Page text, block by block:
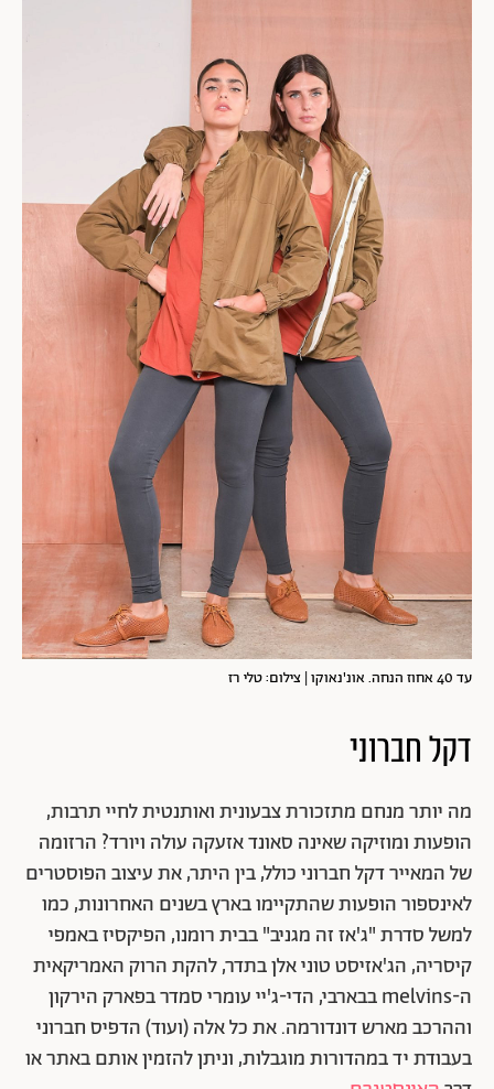
עד 40 אחוז הנחה. אונ'נאוקו | צילום: טלי רז
דקל חברוני
מה יותר מנחם מתזכורת צבעונית ואותנטית לחיי תרבות,
הופעות ומוזיקה שאינה סאונד אזעקה עולה ויורד? הרזומה
של המאייר דקל חברוני כולל, בין היתר, את עיצוב הפוסטרים
לאינספור הופעות שהתקיימו בארץ בשנים האחרונות, כמו
למשל סדרת "ג'אז זה מגניב" בבית רומנו, הפיקסיז באמפי
קיסריה, הג'אזיסט טוני אלן בתדר, להקת הרוק האמריקאית
ה-melvins בבארבי, הדי-ג'יי עומרי סמדר בפארק הירקון
וההרכב מארש דונדורמה. את כל אלה (ועוד) הדפיס חברוני
בעבודת יד במהדורות מוגבלות, וניתן להזמין אותם באתר או